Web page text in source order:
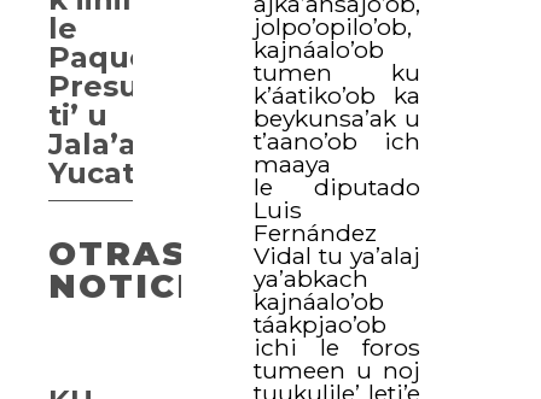
jolpo’opilo’ob,
kajnáalo’ob
tumen ku
k’áatiko’ob ka
beykunsa’ak u
t’aano’ob ich
maaya
le diputado
Luis
Fernández
Vidal tu ya’alaj
ya’abkach
kajnáalo’ob
táakpjao’ob
ichi le foros
tumeen u noj
le
Paquete
Presupuestal
ti’ u
Jala’achil
Yucatán
OTRAS
NOTICIAS